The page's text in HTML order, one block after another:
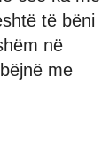
të bëni
në
me